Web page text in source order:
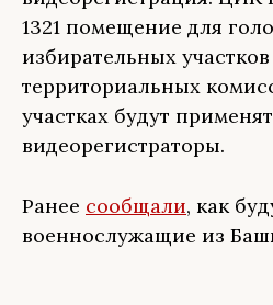
1321 помещение для
избирательных
территориальных
участках будут
видеорегистраторы.
Ранее сообщали, как
военнослужащие из